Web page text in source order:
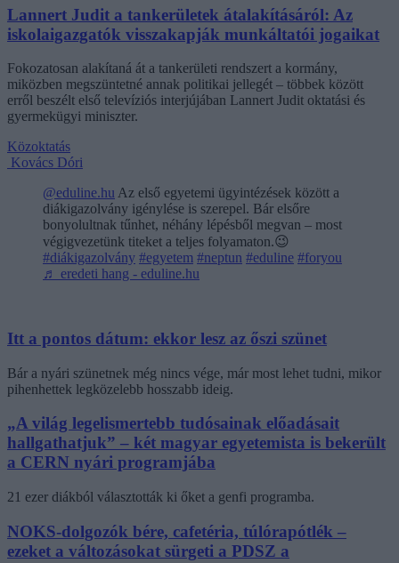
Lannert Judit a tankerületek átalakításáról: Az
iskolaigazgatók visszakapják munkáltatói jogaikat
Fokozatosan alakítaná át a tankerületi rendszert a kormány,
miközben megszüntetné annak politikai jellegét – többek között
erről beszélt első televíziós interjújában Lannert Judit oktatási és
gyermekügyi miniszter.
Közoktatás
Kovács Dóri
@eduline.hu Az első egyetemi ügyintézések között a
diákigazolvány igénylése is szerepel. Bár elsőre
bonyolultnak tűnhet, néhány lépésből megvan – most
végigvezetünk titeket a teljes folyamaton.😉
#diákigazolvány #egyetem #neptun #eduline #foryou
♬ eredeti hang - eduline.hu
Itt a pontos dátum: ekkor lesz az őszi szünet
Bár a nyári szünetnek még nincs vége, már most lehet tudni, mikor
pihenhettek legközelebb hosszabb ideig.
„A világ legelismertebb tudósainak előadásait
hallgathatjuk” – két magyar egyetemista is bekerült
a CERN nyári programjába
21 ezer diákból választották ki őket a genfi programba.
NOKS-dolgozók bére, cafetéria, túlórapótlék –
ezeket a változásokat sürgeti a PDSZ a